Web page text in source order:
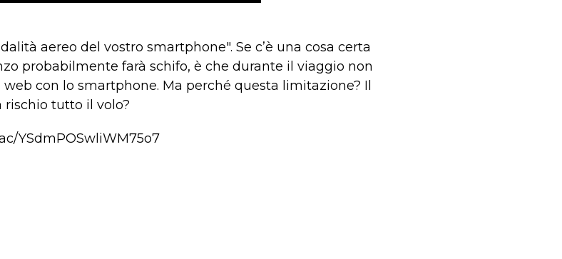
aereo del vostro smartphone". Se c’è una cosa certa
probabilmente farà schifo, è che durante il viaggio non
con lo smartphone. Ma perché questa limitazione? Il
tutto il volo?
YSdmPOSwliWM75o7